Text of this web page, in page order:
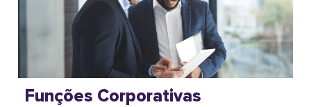
Funções Corporativas